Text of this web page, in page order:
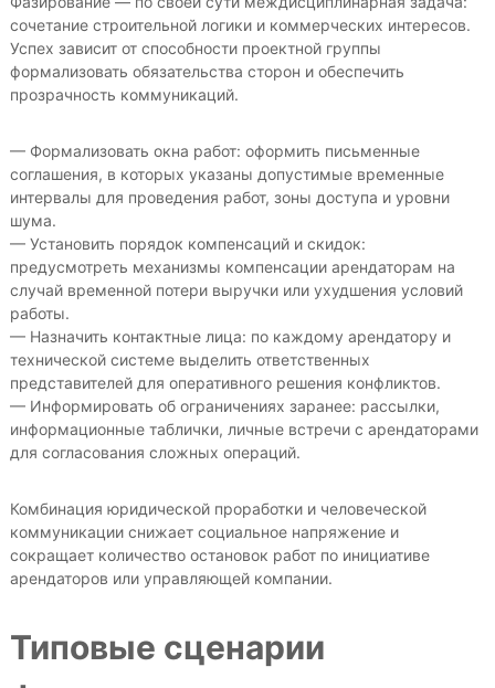
сочетание строительной логики и коммерческих интересов.
Успех зависит от способности проектной группы
формализовать обязательства сторон и обеспечить
прозрачность коммуникаций.
— Формализовать окна работ: оформить письменные
соглашения, в которых указаны допустимые временные
интервалы для проведения работ, зоны доступа и уровни
шума.
— Установить порядок компенсаций и скидок:
предусмотреть механизмы компенсации арендаторам на
случай временной потери выручки или ухудшения условий
работы.
— Назначить контактные лица: по каждому арендатору и
технической системе выделить ответственных
представителей для оперативного решения конфликтов.
— Информировать об ограничениях заранее: рассылки,
информационные таблички, личные встречи с арендаторами
для согласования сложных операций.
Комбинация юридической проработки и человеческой
коммуникации снижает социальное напряжение и
сокращает количество остановок работ по инициативе
арендаторов или управляющей компании.
Типовые сценарии